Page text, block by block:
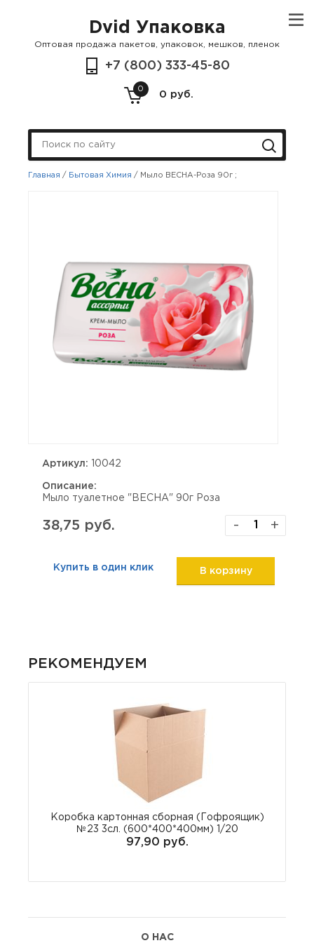
Dvid Упаковка
Оптовая продажа пакетов, упаковок, мешков, пленок
+7 (800) 333-45-80
0
0 руб.
Главная / Бытовая Химия / Мыло ВЕСНА-Роза 90г ;
Артикул: 10042
Описание:
Мыло туалетное "ВЕСНА" 90г Роза
38,75 руб. - +
Купить в один клик В корзину
РЕКОМЕНДУЕМ
Коробка картонная сборная (Гофроящик)
№23 3сл. (600*400*400мм) 1/20
97,90 руб.
О НАС